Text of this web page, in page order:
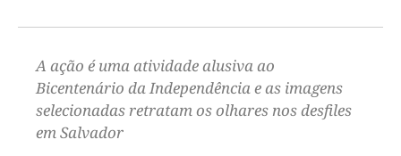
A ação é uma atividade alusiva ao
Bicentenário da Independência e as imagens
selecionadas retratam os olhares nos desfiles
em Salvador